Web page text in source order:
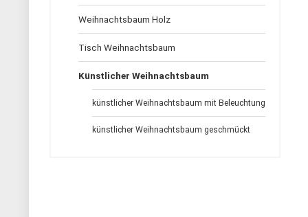
Weihnachtsbaum Holz
Tisch Weihnachtsbaum
Künstlicher Weihnachtsbaum
künstlicher Weihnachtsbaum mit Beleuchtung
künstlicher Weihnachtsbaum geschmückt